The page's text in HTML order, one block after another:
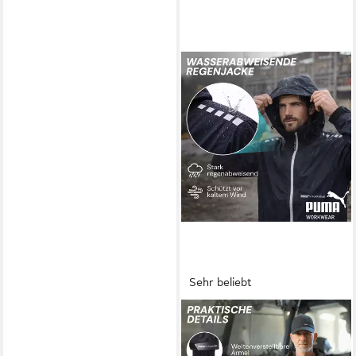
Sehr beliebt
PUMA WORKWEAR
Regenjacke Herren -
Wasserdicht - Leichter